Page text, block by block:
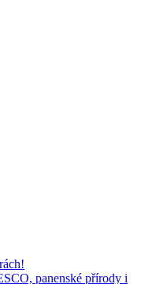
panenské přírody i